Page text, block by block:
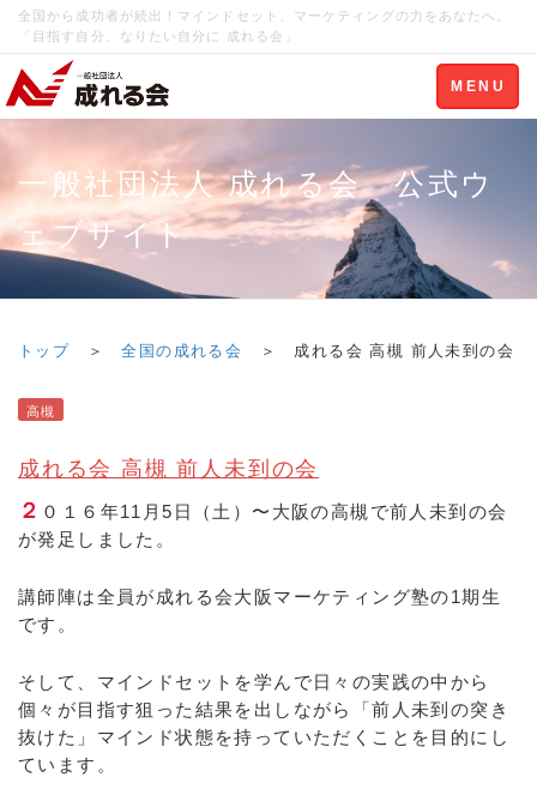
全国から成功者が続出！マインドセット、マーケティングの力をあなたへ。
「目指す自分、なりたい自分に 成れる会」
Toggle
navigation
MENU
一般社団法人 成れる会 公式ウ
ェブサイト
トップ ＞全国の成れる会 ＞ 成れる会 高槻 前人未到の会
高槻
成れる会 高槻 前人未到の会
２ ０１６年11月5日（土）〜大阪の高槻で前人未到の会
が発足しました。
講師陣は全員が成れる会大阪マーケティング塾の1期生
です。
そして、マインドセットを学んで日々の実践の中から
個々が目指す狙った結果を出しながら「前人未到の突き
抜けた」マインド状態を持っていただくことを目的にし
ています。